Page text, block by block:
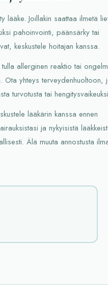
lääke. Joillakin saattaa ilmetä
pahoinvointi, päänsärky tai
keskustele hoitajan kanssa.
allerginen reaktio tai
Ota yhteys terveydenhuoltoon,
turvotusta tai
lääkärin kanssa ennen
ja nykyisistä
Älä muuta annostusta